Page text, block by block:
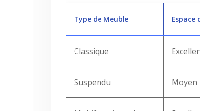
Type de Meuble Espace
Classique
Suspendu Moyen